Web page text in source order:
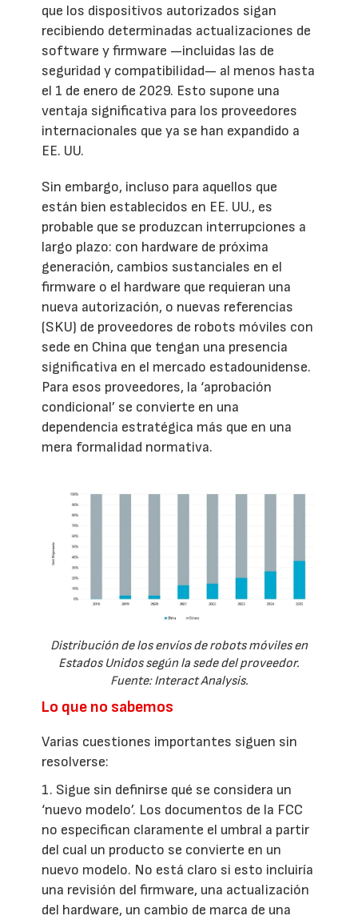
que los dispositivos autorizados sigan
recibiendo determinadas actualizaciones de
software y firmware —incluidas las de
seguridad y compatibilidad— al menos hasta
el 1 de enero de 2029. Esto supone una
ventaja significativa para los proveedores
internacionales que ya se han expandido a
EE. UU.
Sin embargo, incluso para aquellos que
están bien establecidos en EE. UU., es
probable que se produzcan interrupciones a
largo plazo: con hardware de próxima
generación, cambios sustanciales en el
firmware o el hardware que requieran una
nueva autorización, o nuevas referencias
(SKU) de proveedores de robots móviles con
sede en China que tengan una presencia
significativa en el mercado estadounidense.
Para esos proveedores, la ‘aprobación
condicional’ se convierte en una
dependencia estratégica más que en una
mera formalidad normativa.
Distribución de los envíos de robots móviles en
Estados Unidos según la sede del proveedor.
Fuente: Interact Analysis.
Lo que no sabemos
Varias cuestiones importantes siguen sin
resolverse:
1. Sigue sin definirse qué se considera un
‘nuevo modelo’. Los documentos de la FCC
no especifican claramente el umbral a partir
del cual un producto se convierte en un
nuevo modelo. No está claro si esto incluiría
una revisión del firmware, una actualización
del hardware, un cambio de marca de una